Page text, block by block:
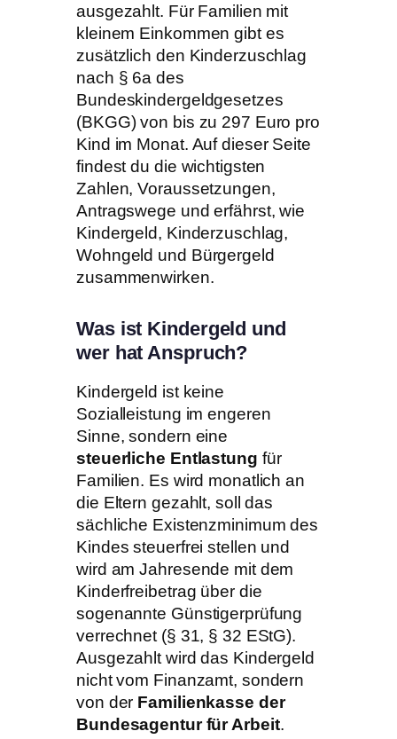
ausgezahlt. Für Familien mit
kleinem Einkommen gibt es
zusätzlich den Kinderzuschlag
nach § 6a des
Bundeskindergeldgesetzes
(BKGG) von bis zu 297 Euro pro
Kind im Monat. Auf dieser Seite
findest du die wichtigsten
Zahlen, Voraussetzungen,
Antragswege und erfährst, wie
Kindergeld, Kinderzuschlag,
Wohngeld und Bürgergeld
zusammenwirken.
Was ist Kindergeld und
wer hat Anspruch?
Kindergeld ist keine
Sozialleistung im engeren
Sinne, sondern eine
steuerliche Entlastung für
Familien. Es wird monatlich an
die Eltern gezahlt, soll das
sächliche Existenzminimum des
Kindes steuerfrei stellen und
wird am Jahresende mit dem
Kinderfreibetrag über die
sogenannte Günstigerprüfung
verrechnet (§ 31, § 32 EStG).
Ausgezahlt wird das Kindergeld
nicht vom Finanzamt, sondern
von der Familienkasse der
Bundesagentur für Arbeit.